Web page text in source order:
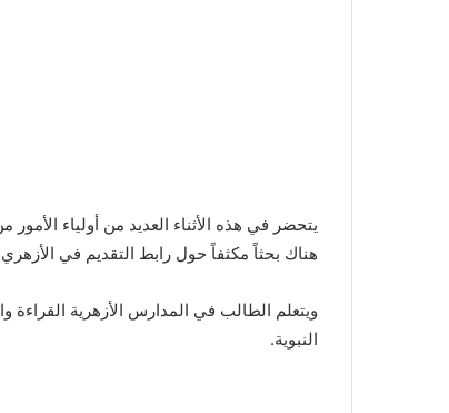
يتحضر في هذه الأثناء العديد من أولياء
هناك بحثاً مكثفاً حول رابط التقديم في الأزهري
ويتعلم الطالب في المدارس الأزهرية القراءة
النبوية.